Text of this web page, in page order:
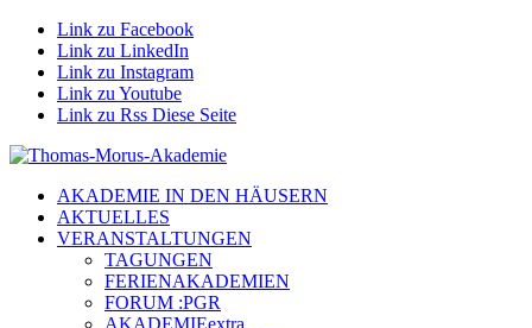
Link zu Facebook
Link zu LinkedIn
Link zu Instagram
Link zu Youtube
Link zu Rss Diese Seite
AKADEMIE IN DEN HÄUSERN
AKTUELLES
VERANSTALTUNGEN
TAGUNGEN
FERIENAKADEMIEN
FORUM :PGR
AKADEMIEextra